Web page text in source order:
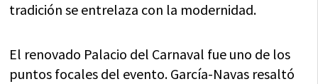
tradición se entrelaza con la modernidad.
El renovado Palacio del Carnaval fue uno de los
puntos focales del evento. García-Navas resaltó